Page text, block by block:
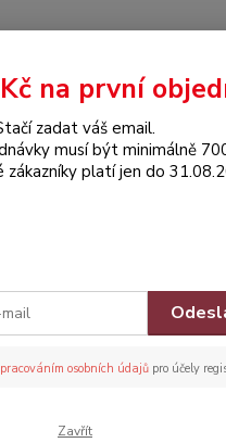
Hledat
na první
zadat váš email.
musí být minimálně
zákazníky platí jen do
osobních údajůpro účely
Zavřít